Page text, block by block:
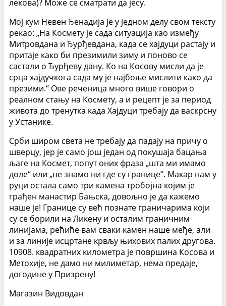
лекова)? Може се сматрати да јесу.
Мој кум Невен Ђенадија је у једном делу свом тексту
рекао: „На Космету је сада ситуација као између
Митровдана и Ђурђевдана, када се хајдуци растају и
притаје како би презимили зиму и поново се
састали о Ђурђеву дану. Ко на Косову мисли да је
срца хајдучкога сада му је најбоље мислити како да
презими.“ Ове реченица много више говори о
реалном стању на Космету, а и рецепт је за период
живота до тренутка када Хајдуци требају да васкрсну
у Устанике.
Срби широм света не требају да падају на причу о
шверцу, јер је само још један од покушаја бацања
љаге на Космет, попут оних фраза „шта ми имамо
доле“ или „не знамо ни где су границе“. Макар нам у
руци остала само три камена тробојна којим је
грађен манастир Бањска, довољно је да кажемо
наше је! Границе су већ познате граничарима који
су се борили на Ликену и осталим граничним
линијама, рећиће вам сваки камен наше међе, али
и за линије исцртане крвљу њихових палих другова.
10908. квадратних километра је површина Косова и
Метохије, не дамо ни милиметар, нема предаје,
догодине у Призрену!
Магазин Видовдан